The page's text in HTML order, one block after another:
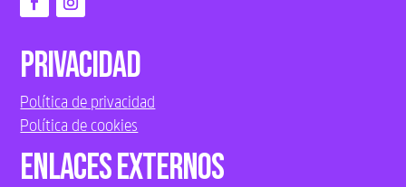
Privacidad
Política de privacidad
Política de cookies
Enlaces externos